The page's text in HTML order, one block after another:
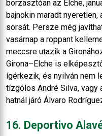
borzasztóan az Elche,
bajnokin maradt
sorsát. Persze még
vasárnap a roppant
meccsre utazik a
Girona–Elche is
ígérkezik, és nyilván nem
tízgólos André Silva, vagy
hatnál járó Álvaro
16. Deportivo